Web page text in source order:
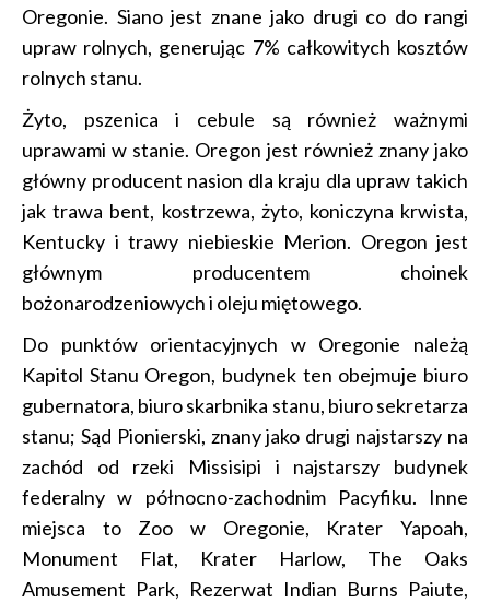
Oregonie. Siano jest znane jako drugi co do rangi
upraw rolnych, generując 7% całkowitych kosztów
rolnych stanu.
Żyto, pszenica i cebule są również ważnymi
uprawami w stanie. Oregon jest również znany jako
główny producent nasion dla kraju dla upraw takich
jak trawa bent, kostrzewa, żyto, koniczyna krwista,
Kentucky i trawy niebieskie Merion. Oregon jest
głównym producentem choinek
bożonarodzeniowych i oleju miętowego.
Do punktów orientacyjnych w Oregonie należą
Kapitol Stanu Oregon, budynek ten obejmuje biuro
gubernatora, biuro skarbnika stanu, biuro sekretarza
stanu; Sąd Pionierski, znany jako drugi najstarszy na
zachód od rzeki Missisipi i najstarszy budynek
federalny w północno-zachodnim Pacyfiku. Inne
miejsca to Zoo w Oregonie, Krater Yapoah,
Monument Flat, Krater Harlow, The Oaks
Amusement Park, Rezerwat Indian Burns Paiute,